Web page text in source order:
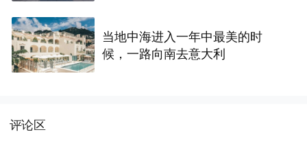
当地中海进入一年中最美的时
候，一路向南去意大利
评论区